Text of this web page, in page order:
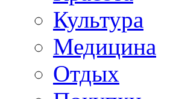
Культура
Медицина
Отдых